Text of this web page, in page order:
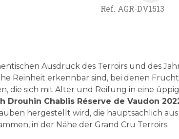
Ref. AGR-DV1513
Ausdruck des Terroirs und des
Reinheit erkennbar sind, bei denen
die sich mit Alter und Reifung in eine
Drouhin Chablis Réserve de Vaudon
hergestellt wird, die hauptsächlich aus
in der Nähe der Grand Cru Terroirs.